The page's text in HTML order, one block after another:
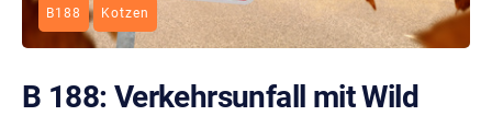
B188 Kotzen
B 188: Verkehrsunfall mit Wild